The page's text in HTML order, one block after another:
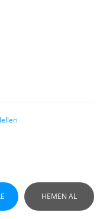
HEMEN AL